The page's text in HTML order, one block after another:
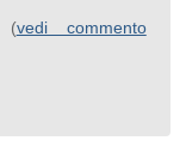
(vedi commento